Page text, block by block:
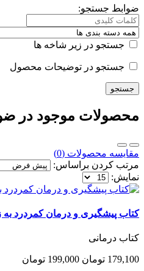
ضوابط جستجو:
جستجو در زیر شاخه ها
جستجو در توضیحات محصول
محصولات موجود در
مقایسه محصولات (0)
مرتب کردن براساس:
نمایش:
کتاب پیشگیری و درمان کمردرد به
کتاب درمانی
179,100 تومان 199,000 تومان